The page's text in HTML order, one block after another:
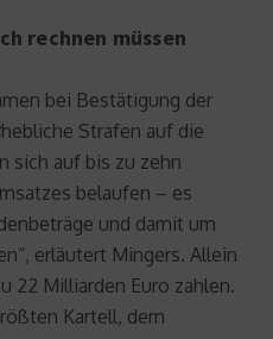
rechnen müssen
bei Bestätigung der
Strafen auf die
sich auf bis zu zehn
belaufen – es
und damit um
erläutert Mingers. Allein
22 Milliarden Euro zahlen.
Kartell, dem